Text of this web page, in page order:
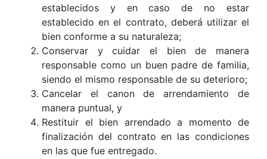
establecidos y en caso de no estar
establecido en el contrato, deberá utilizar el
bien conforme a su naturaleza;
Conservar y cuidar el bien de manera
responsable como un buen padre de familia,
siendo el mismo responsable de su deterioro;
Cancelar el canon de arrendamiento de
manera puntual, y
Restituir el bien arrendado a momento de
finalización del contrato en las condiciones
en las que fue entregado.